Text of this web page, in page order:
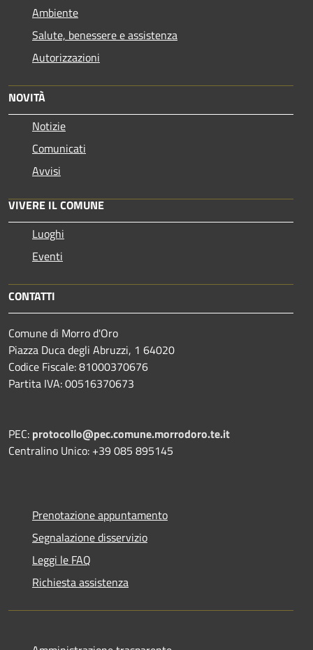
Ambiente
Salute, benessere e assistenza
Autorizzazioni
NOVITÀ
Notizie
Comunicati
Avvisi
VIVERE IL COMUNE
Luoghi
Eventi
CONTATTI
Comune di Morro d'Oro
Piazza Duca degli Abruzzi, 1 64020
Codice Fiscale: 81000370676
Partita IVA: 00516370673
PEC: protocollo@pec.comune.morrodoro.te.it
Centralino Unico: +39 085 895145
Prenotazione appuntamento
Segnalazione disservizio
Leggi le FAQ
Richiesta assistenza